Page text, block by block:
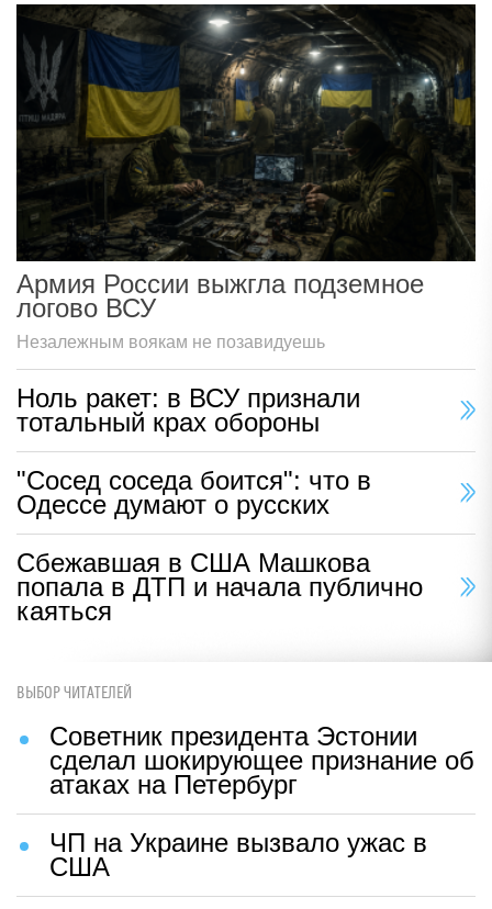
Армия России выжгла подземное
логово ВСУ
Незалежным воякам не позавидуешь
Ноль ракет: в ВСУ признали
тотальный крах обороны
"Сосед соседа боится": что в
Одессе думают о русских
Сбежавшая в США Машкова
попала в ДТП и начала публично
каяться
ВЫБОР ЧИТАТЕЛЕЙ
Советник президента Эстонии
сделал шокирующее признание об
атаках на Петербург
ЧП на Украине вызвало ужас в
США